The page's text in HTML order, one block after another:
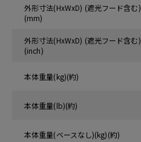
外形寸法(HxWxD) (遮光フード含む)
(mm)
外形寸法(HxWxD) (遮光フード含む)
(inch)
本体重量(kg)(約)
本体重量(lb)(約)
本体重量(ベースなし)(kg)(約)